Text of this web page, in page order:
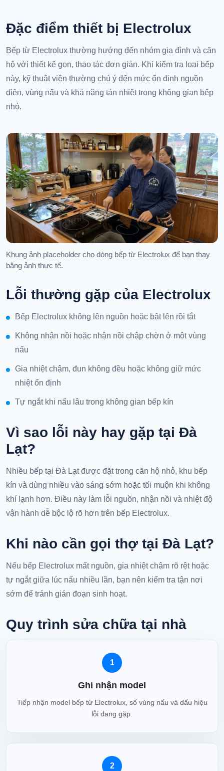
Đặc điểm thiết bị Electrolux
Bếp từ Electrolux thường hướng đến nhóm gia đình và căn
hộ với thiết kế gọn, thao tác đơn giản. Khi kiểm tra loại bếp
này, kỹ thuật viên thường chú ý đến mức ổn định nguồn
điện, vùng nấu và khả năng tản nhiệt trong không gian bếp
nhỏ.
Khung ảnh placeholder cho dòng bếp từ Electrolux để bạn thay
bằng ảnh thực tế.
Lỗi thường gặp của Electrolux
Bếp Electrolux không lên nguồn hoặc bật lên rồi tắt
Không nhận nồi hoặc nhận nồi chập chờn ở một vùng
nấu
Gia nhiệt chậm, đun không đều hoặc không giữ mức
nhiệt ổn định
Tự ngắt khi nấu lâu trong không gian bếp kín
Vì sao lỗi này hay gặp tại Đà
Lạt?
Nhiều bếp tại Đà Lạt được đặt trong căn hộ nhỏ, khu bếp
kín và dùng nhiều vào sáng sớm hoặc tối muộn khi không
khí lạnh hơn. Điều này làm lỗi nguồn, nhận nồi và nhiệt độ
vận hành dễ bộc lộ rõ hơn trên bếp Electrolux.
Khi nào cần gọi thợ tại Đà Lạt?
Nếu bếp Electrolux mất nguồn, gia nhiệt chậm rõ rệt hoặc
tự ngắt giữa lúc nấu nhiều lần, bạn nên kiểm tra tận nơi
sớm để tránh gián đoạn sinh hoạt.
Quy trình sửa chữa tại nhà
1
Ghi nhận model
Tiếp nhận model bếp từ Electrolux, số vùng nấu và dấu hiệu
lỗi đang gặp.
2